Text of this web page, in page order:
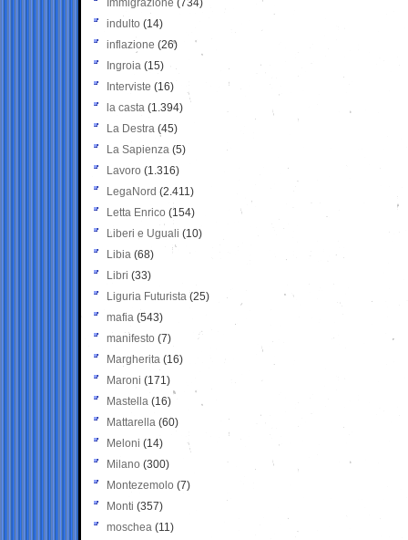
Immigrazione (734)
indulto (14)
inflazione (26)
Ingroia (15)
Interviste (16)
la casta (1.394)
La Destra (45)
La Sapienza (5)
Lavoro (1.316)
LegaNord (2.411)
Letta Enrico (154)
Liberi e Uguali (10)
Libia (68)
Libri (33)
Liguria Futurista (25)
mafia (543)
manifesto (7)
Margherita (16)
Maroni (171)
Mastella (16)
Mattarella (60)
Meloni (14)
Milano (300)
Montezemolo (7)
Monti (357)
moschea (11)